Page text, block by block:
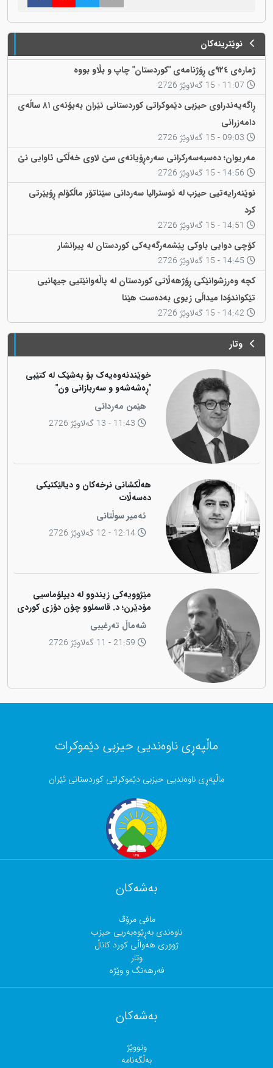
نوێترینەکان
ژمارەی ٩٢٤ی ڕۆژنامەی "کوردستان" چاپ و بڵاو بووە
ڕاگەیەندراوی حیزبی دێموکراتی کوردستانی ئێران بەبۆنەی ٨١ ساڵەی
دامەزرانی
مەریوان؛ دەسبەسەرکرانی سەرەڕۆیانەی سێ لاوی خەڵکی ئاوایی نێ
نوێنەرایەتیی حیزب لە ئوسترالیا سەردانی سێناتۆر ماڵکۆلم ڕۆبێرتی
کرد
کۆچی دوایی باوکی پێشمەرگەیەکی کوردستان لە پیرانشار
کچە وەرزشوانێکی ڕۆژهەڵاتی کوردستان لە پاڵەوانێتیی جیهانیی
تێکواندۆدا میداڵی زیوی بەدەست هێنا
وتار
خوێندنەوەیەک بۆ بەشێک لە کتێبی
"ڕەشەشەو و سەربازانی ون"
هێمن مەردانی
هەڵکشانی نرخەکان و دیالێکتیکی
دەسەڵات
ئەمیر سوڵتانی
12:14 - 12 گەلاوێژ 2726
مێژوویەکی زیندوو لە دیپلۆماسیی
مۆدێرن؛ د. قاسملوو چۆن دۆزی کوردی
لە شاخەوە گواستەوە بۆ ناوەندە
بڕیاردەرەکانی جیهان؟
شەماڵ تەرغیبی
ماڵپەڕی ناوەندیی حیزبی دێموکرات
ماڵپەڕی ناوەندیی حیزبی دێموکراتی کوردستانی ئێران
بەشەکان
مافی مرۆڤ
ناوەندی بەڕێوەبەریی حیزب
ژووری هەواڵی کورد کاناڵ
وتار
فەرهەنگ و وێژە
بەشەکان
وتووێژ
بەڵگەنامە